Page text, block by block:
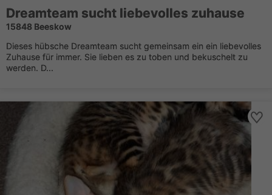
Dreamteam sucht liebevolles zuhause
15848 Beeskow
Dieses hübsche Dreamteam sucht gemeinsam ein ein liebevolles
Zuhause für immer. Sie lieben es zu toben und bekuschelt zu
werden. D...